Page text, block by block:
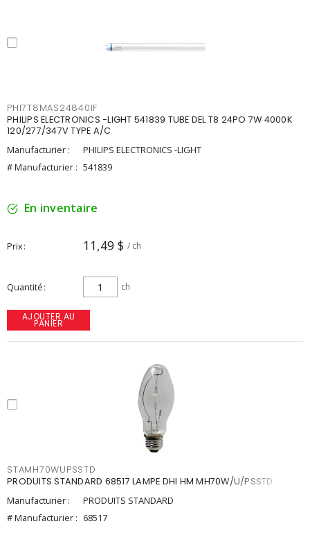
PHI7T8MAS24840IF
PHILIPS ELECTRONICS -LIGHT 541839 TUBE DEL T8 24PO 7W 4000K
120/277/347V TYPE A/C
Manufacturier :
PHILIPS ELECTRONICS -LIGHT
# Manufacturier : 541839
En inventaire
Prix 11,49 $ / ch
Quantité ch
AJOUTER AU
PANIER
STAMH70WUPSSTD
PRODUITS STANDARD 68517 LAMPE DHI HM MH70W/U/PSSTD
Manufacturier :
PRODUITS STANDARD
# Manufacturier : 68517